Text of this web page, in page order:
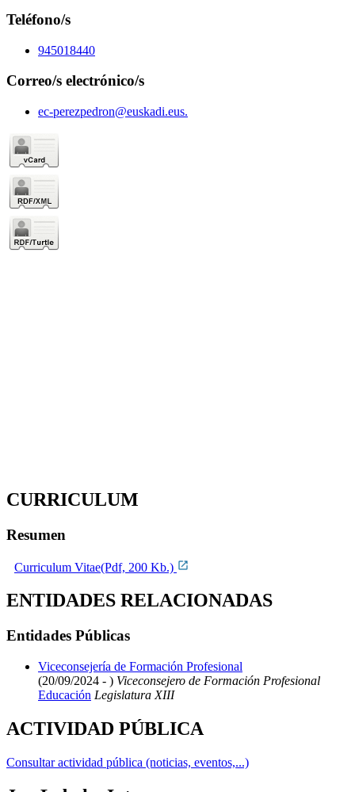
Teléfono/s
945018440
Correo/s electrónico/s
ec-perezpedron@euskadi.eus.
CURRICULUM
Resumen
Curriculum Vitae(Pdf, 200 Kb.)
ENTIDADES RELACIONADAS
Entidades Públicas
Viceconsejería de Formación Profesional
(20/09/2024 - ) Viceconsejero de Formación Profesional
Educación Legislatura XIII
ACTIVIDAD PÚBLICA
Consultar actividad pública (noticias, eventos,...)